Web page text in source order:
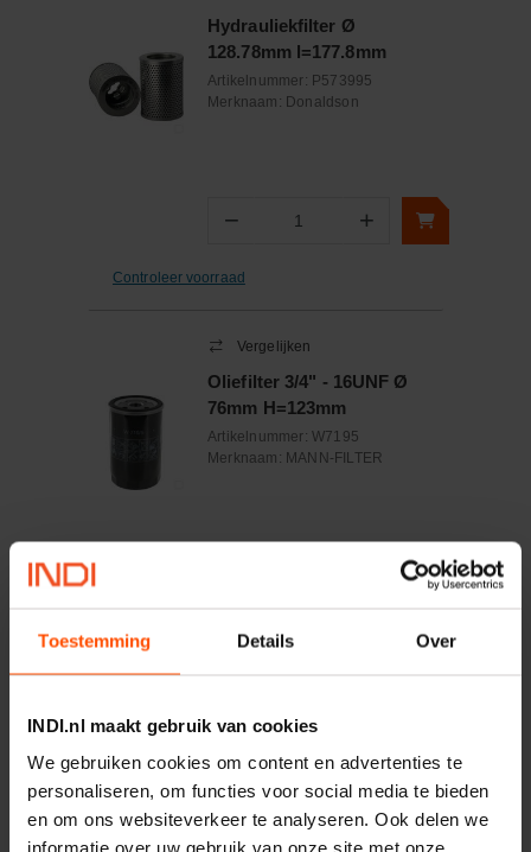
Toestemming Details Over
INDI.nl maakt gebruik van cookies
We gebruiken cookies om content en advertenties te
personaliseren, om functies voor social media te bieden
en om ons websiteverkeer te analyseren. Ook delen we
informatie over uw gebruik van onze site met onze
Hydrauliekfilter Ø
128.78mm l=177.8mm
Artikelnummer: P573995
Merknaam: Donaldson
− Aantal +
Controleer voorraad
Vergelijken
Oliefilter 3/4" - 16UNF Ø
76mm H=123mm
Artikelnummer: W7195
Merknaam: MANN-FILTER
Controleer voorraad
Carterventilatiefilter Ø
18x83mm H=74mm
Artikelnummer:KAO7061
Merknaam:HiFi Filter